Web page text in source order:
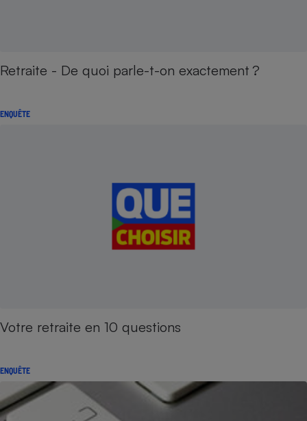
Retraite - De quoi parle-t-on exactement ?
ENQUÊTE
Votre retraite en 10 questions
ENQUÊTE